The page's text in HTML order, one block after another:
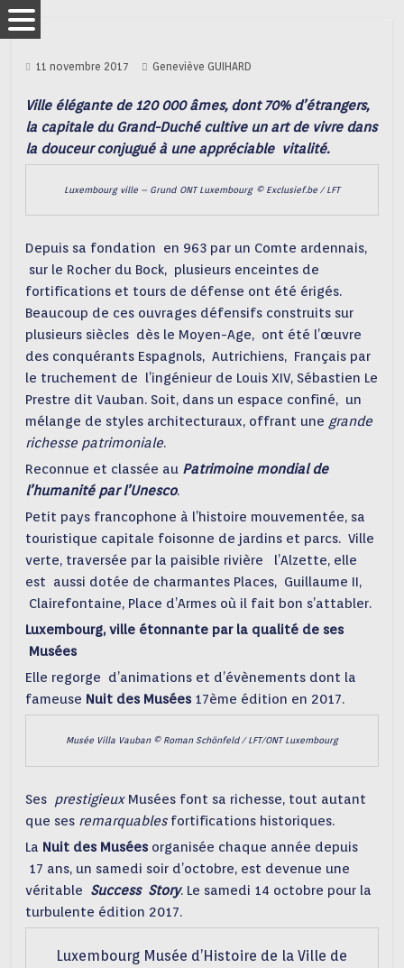
11 novembre 2017 Geneviève GUIHARD
Ville élégante de 120 000 âmes, dont 70% d’étrangers,
la capitale du Grand-Duché cultive un art de vivre dans
la douceur conjugué à une appréciable vitalité.
Luxembourg ville – Grund ONT Luxembourg © Exclusief.be / LFT
Depuis sa fondation en 963 par un Comte ardennais,
sur le Rocher du Bock, plusieurs enceintes de
fortifications et tours de défense ont été érigés.
Beaucoup de ces ouvrages défensifs construits sur
plusieurs siècles dès le Moyen-Age, ont été l’œuvre
des conquérants Espagnols, Autrichiens, Français par
le truchement de l’ingénieur de Louis XIV, Sébastien Le
Prestre dit Vauban. Soit, dans un espace confiné, un
mélange de styles architecturaux, offrant une grande
richesse patrimoniale.
Reconnue et classée au Patrimoine mondial de
l’humanité par l’Unesco.
Petit pays francophone à l’histoire mouvementée, sa
touristique capitale foisonne de jardins et parcs. Ville
verte, traversée par la paisible rivière l’Alzette, elle
est aussi dotée de charmantes Places, Guillaume II,
Clairefontaine, Place d’Armes où il fait bon s’attabler.
Luxembourg, ville étonnante par la qualité de ses
Musées
Elle regorge d’animations et d’évènements dont la
fameuse Nuit des Musées 17ème édition en 2017.
Musée Villa Vauban © Roman Schönfeld / LFT/ONT Luxembourg
Ses prestigieuxMusées font sa richesse, tout autant
que ses remarquables fortifications historiques.
La Nuit des Musées organisée chaque année depuis
17 ans, un samedi soir d’octobre, est devenue une
véritable Success Story. Le samedi 14 octobre pour la
turbulente édition 2017.
Luxembourg Musée d’Histoire de la Ville de